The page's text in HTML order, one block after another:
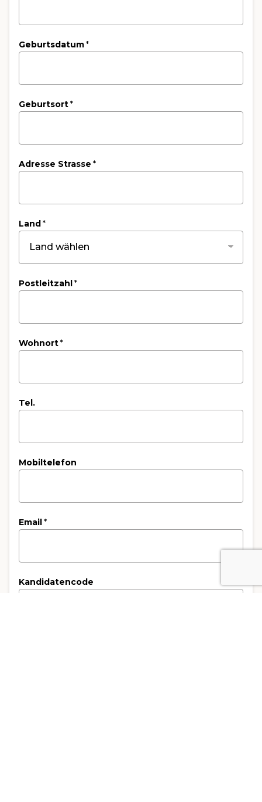
Geburtsdatum*
Geburtsort*
Adresse Strasse *
Land*
Postleitzahl*
Wohnort*
Tel.
Mobiltelefon
Email*
Kandidatencode